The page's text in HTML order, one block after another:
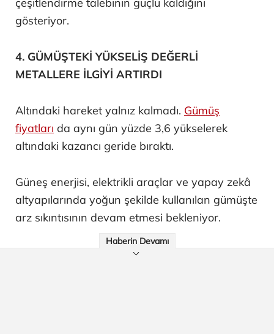
gösteriyor.
4. GÜMÜŞTEKİ YÜKSELİŞ DEĞERLİ
METALLERE İLGİYİ ARTIRDI
Altındaki hareket yalnız kalmadı. Gümüş
fiyatları da aynı gün yüzde 3,6 yükselerek
altındaki kazancı geride bıraktı.
Güneş enerjisi, elektrikli araçlar ve yapay zekâ
altyapılarında yoğun şekilde kullanılan gümüşte
arz sıkıntısının devam etmesi bekleniyor.
Haberin Devamı